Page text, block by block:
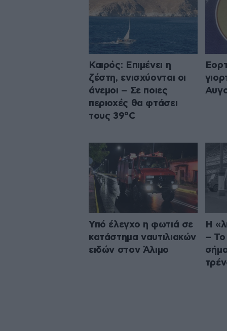
Καιρός: Επιμένει η
ζέστη, ενισχύονται οι
άνεμοι – Σε ποιες
περιοχές θα φτάσει
τους 39°C
Υπό έλεγχο η φωτιά σε
κατάστημα ναυτιλιακών
ειδών στον Άλιμο
Η
– Το